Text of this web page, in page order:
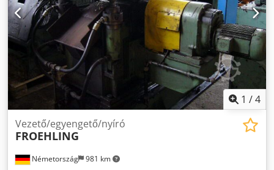
1 /4
Németország 981 km
Vezető/egyengető/nyíró
FROEHLING